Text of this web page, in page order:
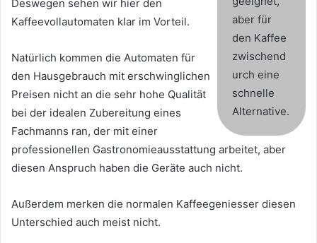
aber für
den Kaffee
zwischend
urch eine
schnelle
Alternative.
Deswegen sehen wir hier den
Kaffeevollautomaten klar im Vorteil.
Natürlich kommen die Automaten für
den Hausgebrauch mit erschwinglichen
Preisen nicht an die sehr hohe Qualität
bei der idealen Zubereitung eines
Fachmanns ran, der mit einer
professionellen Gastronomieausstattung arbeitet, aber
diesen Anspruch haben die Geräte auch nicht.
Außerdem merken die normalen Kaffeegeniesser diesen
Unterschied auch meist nicht.